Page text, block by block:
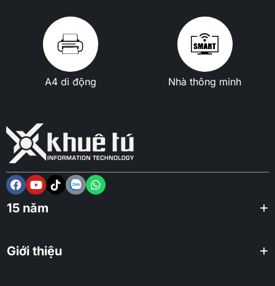
A4 di động Nhà thông minh
15 năm
Giới thiệu